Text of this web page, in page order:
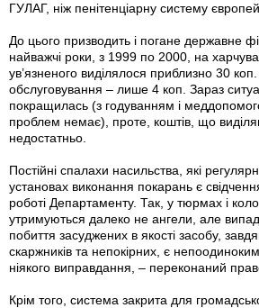
ГУЛАГ, ніж пенітенціарну систему
До цього призводить і погане державне
найважчі роки, з 1999 по 2000, на
ув’язненого виділялося приблизно 30
обслуговування – лише 4 коп. Зараз
покращилась (з годуванням і
проблем немає), проте, коштів, що
недостатньо.
Постійні спалахи насильства, які
установах виконання покарань є
роботі Департаменту. Так, у тюрмах і
утримуються далеко не ангели, але
побиття засуджених в якості засобу,
скаржників та непокірних, є
ніякого виправдання, – переконаний
Крім того, система закрита для